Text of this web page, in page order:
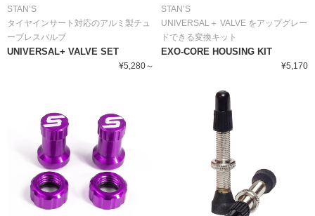
STAN’S
タイヤインサート対応のアルミ製チュ
ーブレスバルブ
UNIVERSAL+ VALVE SET
¥5,280～
STAN’S
UNIVERSAL＋ VALVE をアップグレー
ドできる変換キット
EXO-CORE HOUSING KIT
¥5,170